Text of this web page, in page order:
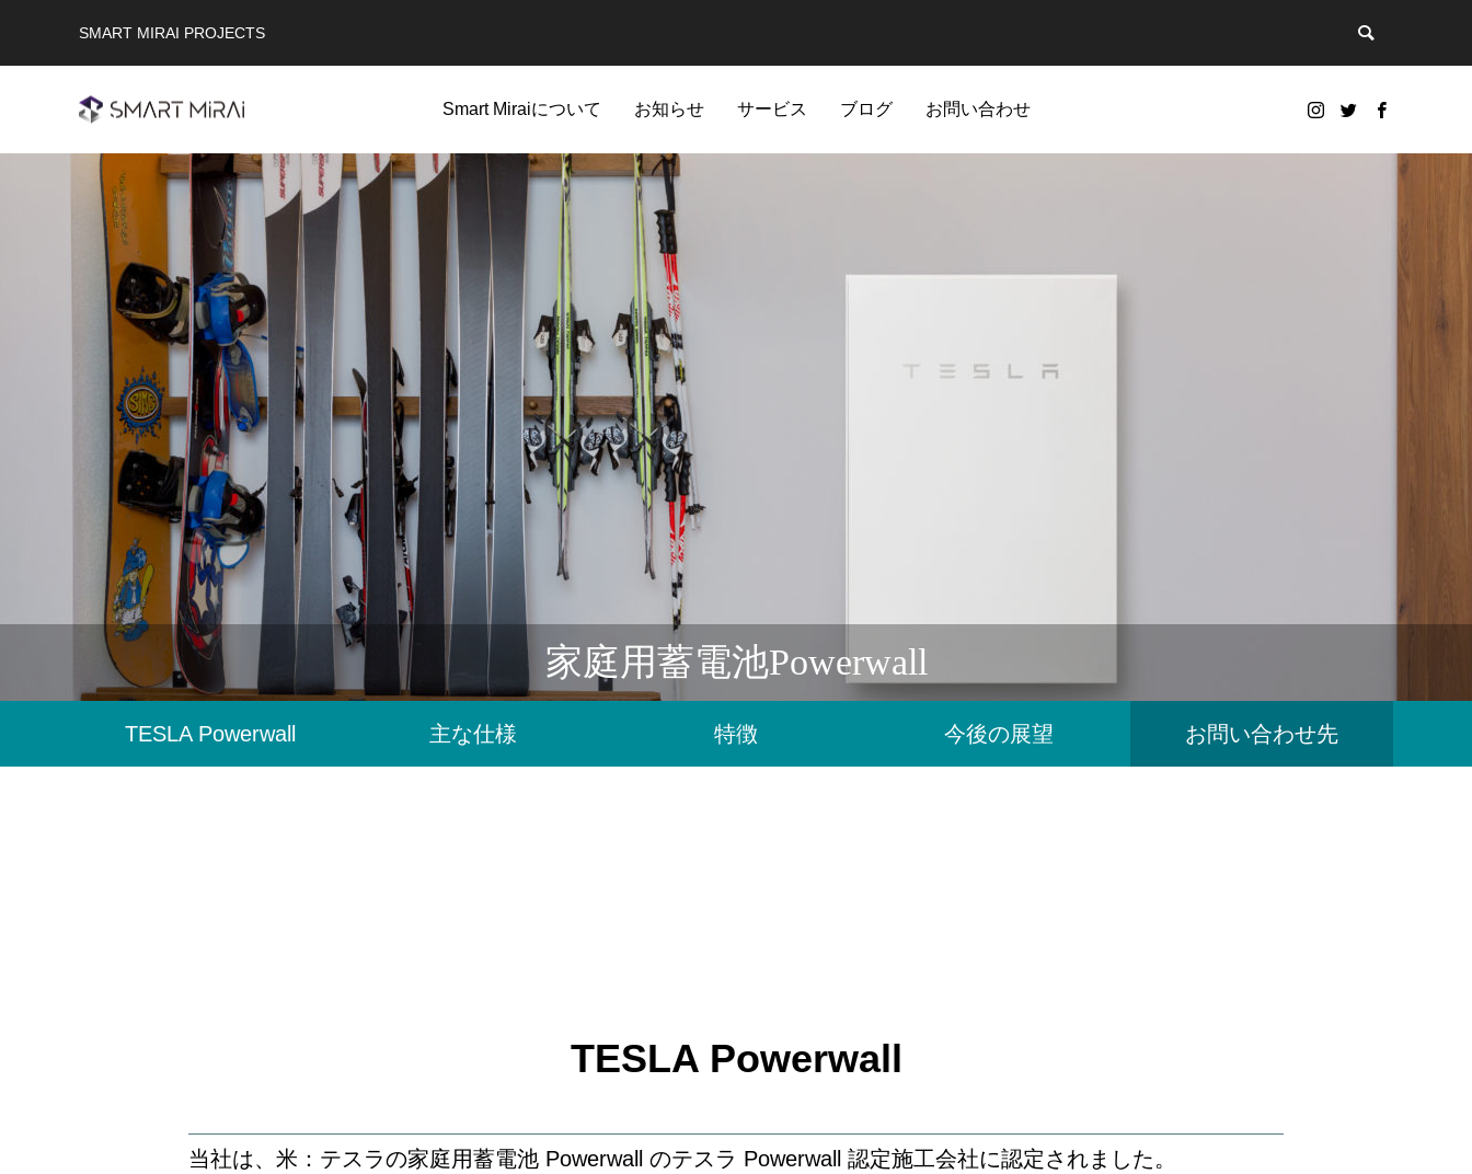
SMART MIRAI PROJECTS
Smart Miraiについて お知らせ サービス ブログ お問い合わせ
太陽光発電システム
Solar Power system
蓄電池
storage battery
家庭用蓄電池Powerwall
TESLA Powerwall 主な仕様 特徴 今後の展望 お問い合わせ先
TESLA Powerwall
当社は、米：テスラの家庭用蓄電池 Powerwall のテスラ Powerwall 認定施工会社に認定されました。